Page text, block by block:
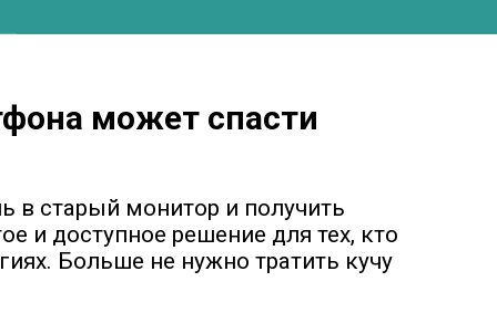
может спасти
в старый монитор и получить
и доступное решение для тех, кто
Больше не нужно тратить кучу